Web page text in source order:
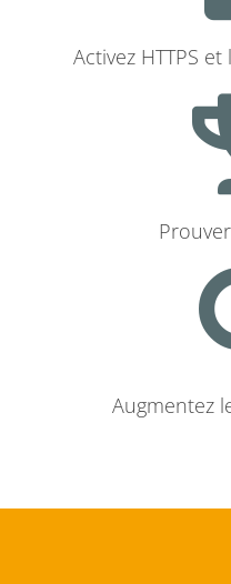
Activez HTTPS
Augmentez